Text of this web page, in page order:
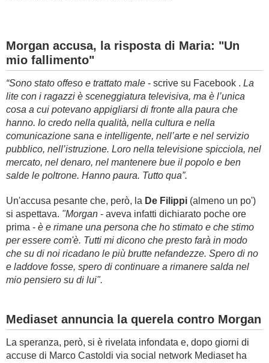
Morgan accusa, la risposta di Maria: "Un
mio fallimento"
“Sono stato offeso e trattato male - scrive su Facebook . La
lite con i ragazzi è sceneggiatura televisiva, ma è l’unica
cosa a cui potevano appigliarsi di fronte alla paura che
hanno. Io credo nella qualità, nella cultura e nella
comunicazione sana e intelligente, nell’arte e nel servizio
pubblico, nell’istruzione. Loro nella televisione spicciola, nel
mercato, nel denaro, nel mantenere bue il popolo e ben
salde le poltrone. Hanno paura. Tutto qua”.
Un'accusa pesante che, però, la De Filippi (almeno un po')
si aspettava. "Morgan - aveva infatti dichiarato poche ore
prima - è e rimane una persona che ho stimato e che stimo
per essere com'è. Tutti mi dicono che presto farà in modo
che su di noi ricadano le più brutte nefandezze. Spero di no
e laddove fosse, spero di continuare a rimanere salda nel
mio pensiero su di lui".
Mediaset annuncia la querela contro Morgan
La speranza, però, si è rivelata infondata e, dopo giorni di
accuse di Marco Castoldi via social network Mediaset ha